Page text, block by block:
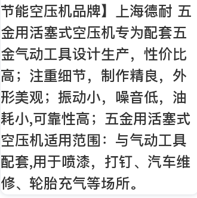
节能空压机品牌】上海德耐 五
金用活塞式空压机专为配套五
金气动工具设计生产，性价比
高；注重细节，制作精良，外
形美观；振动小，噪音低，油
耗小,可靠性高；五金用活塞式
空压机适用范围：与气动工具
配套,用于喷漆，打钉、汽车维
修、轮胎充气等场所。